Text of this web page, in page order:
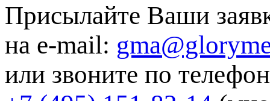
Присылайте Ваши
на e-mail:
или звоните по